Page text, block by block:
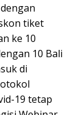
tiket
ke 10
10 Bali
di
19 tetap